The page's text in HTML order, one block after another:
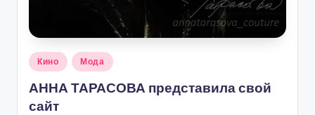
Опубликовано
Кино Мода
АННА ТАРАСОВА представила свой
сайт